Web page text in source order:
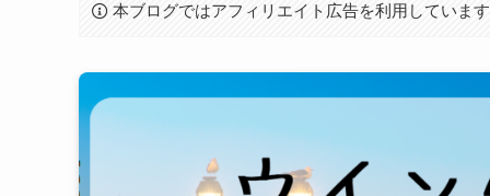
本ブログではアフィリエイト広告を利用しています